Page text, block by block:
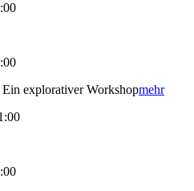
explorativer Workshopmehr